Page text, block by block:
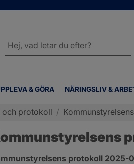
& GÖRA NÄRINGSLIV &
webbplatsen
och protokoll /
protokoll 2025-